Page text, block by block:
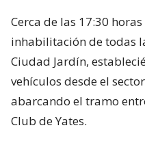
Cerca de las 17:30
inhabilitación de todas
Ciudad Jardín,
vehículos desde el
abarcando el tramo
Club de Yates.